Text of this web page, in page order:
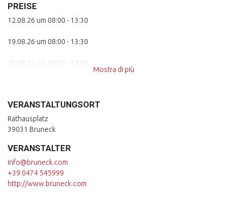
PREISE
12.08.26 um 08:00 - 13:30
19.08.26 um 08:00 - 13:30
26.08.26 um 08:00 - 13:30
09.09.26 um 08:00 - 13:30
16.09.26 um 08:00 - 13:30
23.09.26 um 08:00 - 13:30
30.09.26 um 08:00 - 13:30
07.10.26 um 08:00 - 13:30
Mostra di più
VERANSTALTUNGSORT
Rathausplatz
39031 Bruneck
VERANSTALTER
info@bruneck.com
+39 0474 545999
http://www.bruneck.com